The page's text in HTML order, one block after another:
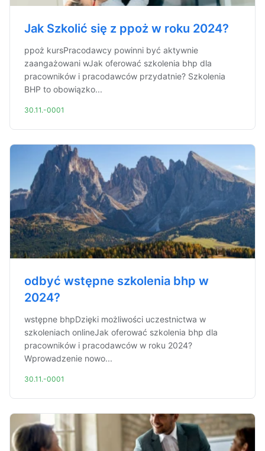
Jak Szkolić się z ppoż w roku 2024?
ppoż kursPracodawcy powinni być aktywnie
zaangażowani wJak oferować szkolenia bhp dla
pracowników i pracodawców przydatnie? Szkolenia
BHP to obowiązko...
30.11.-0001
odbyć wstępne szkolenia bhp w
2024?
wstępne bhpDzięki możliwości uczestnictwa w
szkoleniach onlineJak oferować szkolenia bhp dla
pracowników i pracodawców w roku 2024?
Wprowadzenie nowo...
30.11.-0001